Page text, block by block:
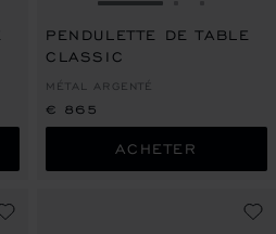
1
LA DIAPOSITIVE 2
À LA DIAPOSITIVE 3
ALLER À LA
PENDULETTE DE TABLE
CLASSIC
MÉTAL ARGENTÉ
€ 865
ACHETER